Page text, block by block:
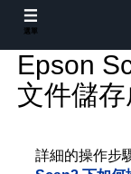
Epson
文件儲
詳細的操作步